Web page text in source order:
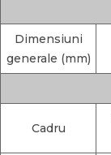
Dimensiuni
generale (mm)
Cadru